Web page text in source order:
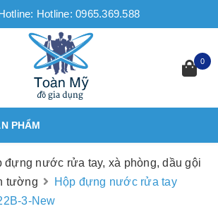
Hotline: 0965.369.588
0
PHẨM
đựng nước rửa tay, xà phòng, dầu gội
tường
Hộp đựng nước rửa tay
3-New